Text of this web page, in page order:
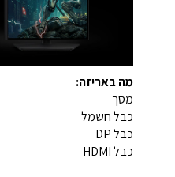
מה באריזה:
מסך
כבל חשמל
כבל DP
כבל HDMI